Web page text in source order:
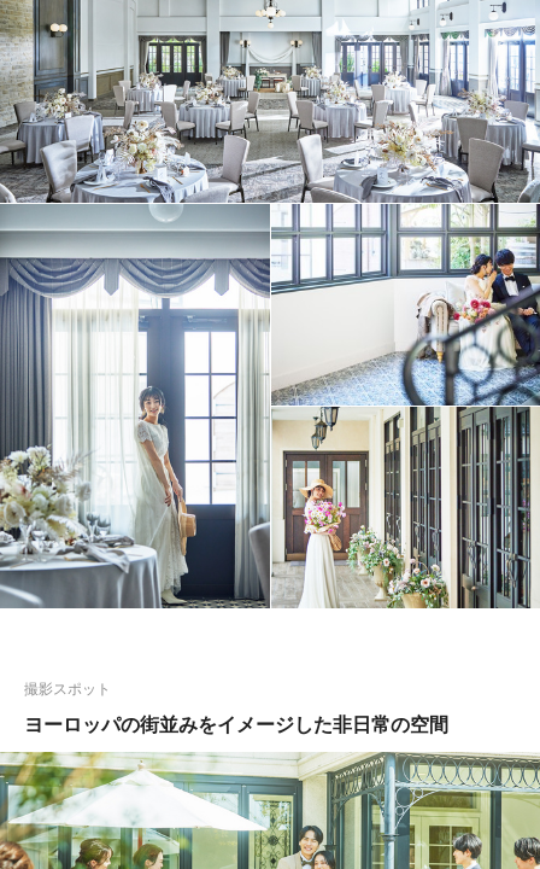
ヨーロッパの街並みをイメージした非日常の空間
撮影スポット